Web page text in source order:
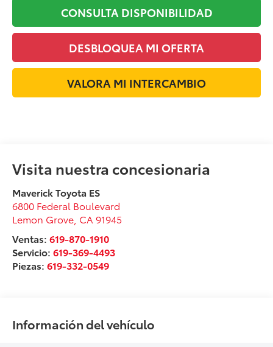
CONSULTA DISPONIBILIDAD
DESBLOQUEA MI OFERTA
VALORA MI INTERCAMBIO
Visita nuestra concesionaria
Maverick Toyota ES
6800 Federal Boulevard
Lemon Grove CA 91945
Ventas:619-870-1910
Servicio:619-369-4493
Piezas:619-332-0549
Información del vehículo